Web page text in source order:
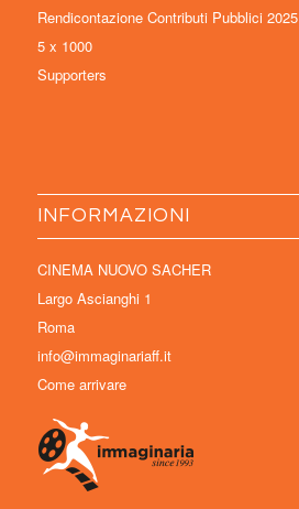
Rendicontazione Contributi Pubblici 2025
5 x 1000
Supporters
INFORMAZIONI
CINEMA NUOVO SACHER
Largo Ascianghi 1
Roma
info@immaginariaff.it
Come arrivare